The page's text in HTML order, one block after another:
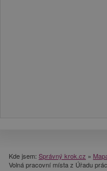
Kde jsem: Správný krok.cz »
Volná pracovní místa z Úřadu